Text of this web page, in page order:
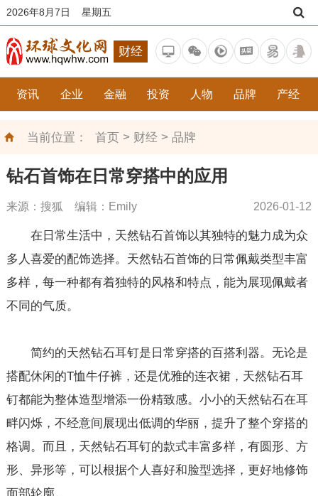
2026年8月7日 星期五
财经
资讯 企业 金融 投资 人物 品牌 产经
当前位置： 首页> 财经> 品牌
钻石首饰在日常穿搭中的应用
来源：搜狐 编辑：Emily 2026-01-12
在日常生活中，天然钻石首饰以其独特的魅力成为众
多人喜爱的配饰选择。天然钻石首饰的日常佩戴类型丰富
多样，每一种都有着独特的风格和特点，能为展现佩戴者
不同的气质。
简约的天然钻石耳钉是日常穿搭的百搭利器。无论是
搭配休闲的T恤牛仔裤，还是优雅的连衣裙，天然钻石耳
钉都能为整体造型增添一份精致感。小小的天然钻石在耳
畔闪烁，不经意间展现出低调的华丽，提升了整个穿搭的
格调。而且，天然钻石耳钉的款式丰富多样，有圆形、方
形、异形等，可以根据个人喜好和脸型选择，更好地修饰
面部轮廓。